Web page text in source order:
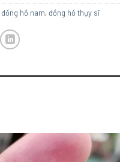
đồng hồ nam,đồng hồ thụy sĩ